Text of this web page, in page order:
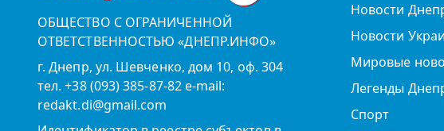
ОБЩЕСТВО С ОГРАНИЧЕННОЙ
ОТВЕТСТВЕННОСТЬЮ «ДНЕПР.ИНФО»
г. Днепр, ул. Шевченко, дом 10, оф. 304
тел. +38 (093) 385-87-82 e-mail:
redakt.di@gmail.com
Новости
Новости
Мировые
Легенды
Спорт